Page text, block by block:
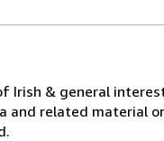
Irish & general
related material